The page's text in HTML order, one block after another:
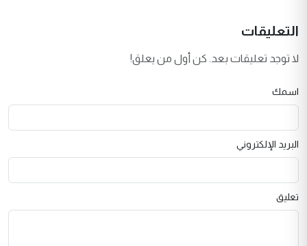
التعليقات
لا توجد تعليقات بعد. كن أول من يعلق!
اسمك
البريد الإلكتروني
تعليق